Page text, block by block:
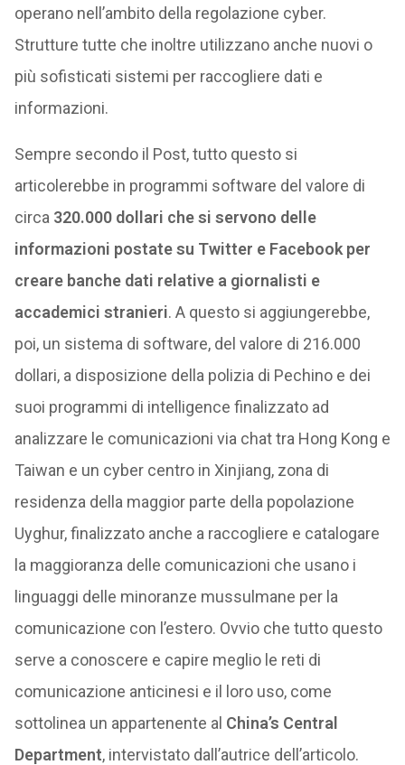
operano nell’ambito della regolazione cyber.
Strutture tutte che inoltre utilizzano anche nuovi o
più sofisticati sistemi per raccogliere dati e
informazioni.
Sempre secondo il Post, tutto questo si
articolerebbe in programmi software del valore di
circa 320.000 dollari che si servono delle
informazioni postate su Twitter e Facebook per
creare banche dati relative a giornalisti e
accademici stranieri. A questo si aggiungerebbe,
poi, un sistema di software, del valore di 216.000
dollari, a disposizione della polizia di Pechino e dei
suoi programmi di intelligence finalizzato ad
analizzare le comunicazioni via chat tra Hong Kong e
Taiwan e un cyber centro in Xinjiang, zona di
residenza della maggior parte della popolazione
Uyghur, finalizzato anche a raccogliere e catalogare
la maggioranza delle comunicazioni che usano i
linguaggi delle minoranze mussulmane per la
comunicazione con l’estero. Ovvio che tutto questo
serve a conoscere e capire meglio le reti di
comunicazione anticinesi e il loro uso, come
sottolinea un appartenente al China’s Central
Department, intervistato dall’autrice dell’articolo.